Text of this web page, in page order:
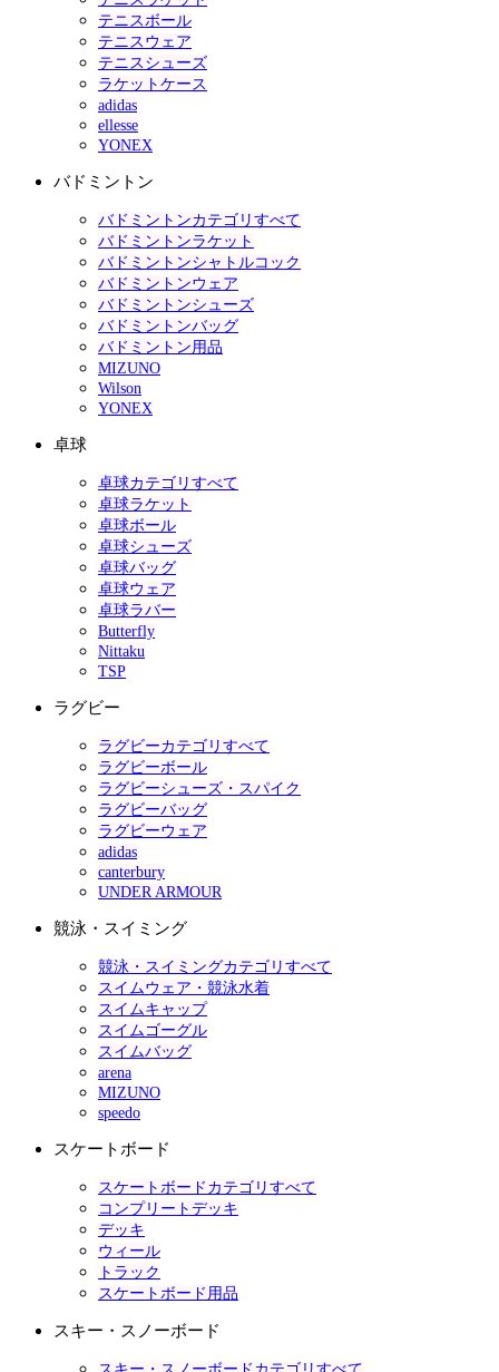
テニスボール
テニスウェア
テニスシューズ
ラケットケース
adidas
ellesse
YONEX
バドミントン
バドミントンカテゴリすべて
バドミントンラケット
バドミントンシャトルコック
バドミントンウェア
バドミントンシューズ
バドミントンバッグ
バドミントン用品
MIZUNO
Wilson
YONEX
卓球
卓球カテゴリすべて
卓球ラケット
卓球ボール
卓球シューズ
卓球バッグ
卓球ウェア
卓球ラバー
Butterfly
Nittaku
TSP
ラグビー
ラグビーカテゴリすべて
ラグビーボール
ラグビーシューズ・スパイク
ラグビーバッグ
ラグビーウェア
adidas
canterbury
UNDER ARMOUR
競泳・スイミング
競泳・スイミングカテゴリすべて
スイムウェア・競泳水着
スイムキャップ
スイムゴーグル
スイムバッグ
arena
MIZUNO
speedo
スケートボード
スケートボードカテゴリすべて
コンプリートデッキ
デッキ
ウィール
トラック
スケートボード用品
スキー・スノーボード